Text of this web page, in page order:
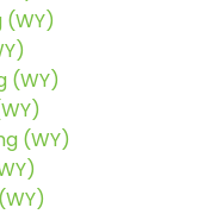
(WY)
(WY)
(WY)